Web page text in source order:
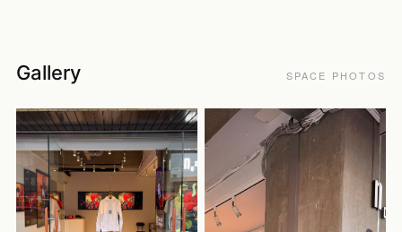
Gallery SPACE PHOTOS